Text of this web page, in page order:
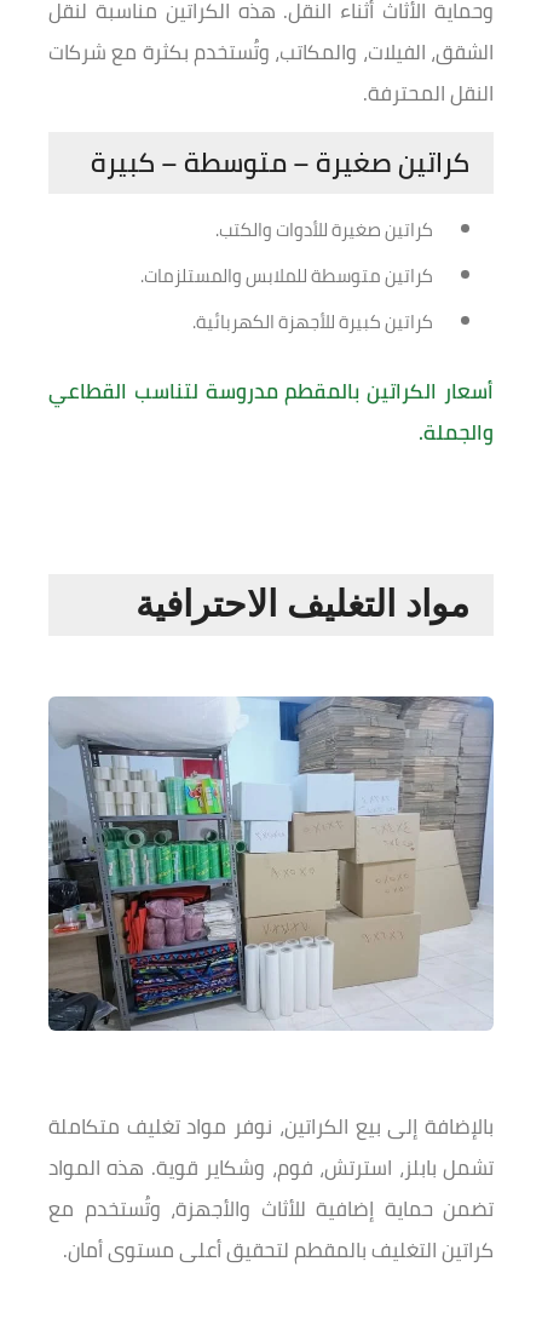
وحماية الأثاث أثناء النقل. هذه الكراتين مناسبة لنقل
الشقق، الفيلات، والمكاتب، وتُستخدم بكثرة مع شركات
النقل المحترفة.
كراتين صغيرة – متوسطة – كبيرة
كراتين صغيرة للأدوات والكتب.
كراتين متوسطة للملابس والمستلزمات.
كراتين كبيرة للأجهزة الكهربائية.
أسعار الكراتين بالمقطم مدروسة لتناسب القطاعي
والجملة.
مواد التغليف الاحترافية
بالإضافة إلى بيع الكراتين، نوفر مواد تغليف متكاملة
تشمل بابلز، استرتش، فوم، وشكاير قوية. هذه المواد
تضمن حماية إضافية للأثاث والأجهزة، وتُستخدم مع
كراتين التغليف بالمقطم لتحقيق أعلى مستوى أمان.